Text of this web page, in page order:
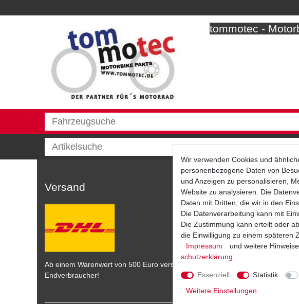
tommotec -
Versand
Ab einem Warenwert von 500 Euro versenden wir die Ware kostenlos zu Ihnen
Endverbraucher!
Wir verwenden Cookies und
personenbezogene Daten von
und Anzeigen zu personalisieren,
Website zu analysieren. Die
Daten mit Dritten, die wir in den
Die Datenverarbeitung kann mit
Die Zustimmung kann erteilt oder
die Einwilligung zu einem späteren
Impressum
und weitere
schutz­erklärung
Essenziell Statistik
Weitere Einstellungen